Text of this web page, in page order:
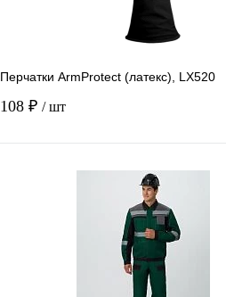
Перчатки ArmProtect (латекс), LX520
108 ₽ / шт
Купить в
В избранное
наличии